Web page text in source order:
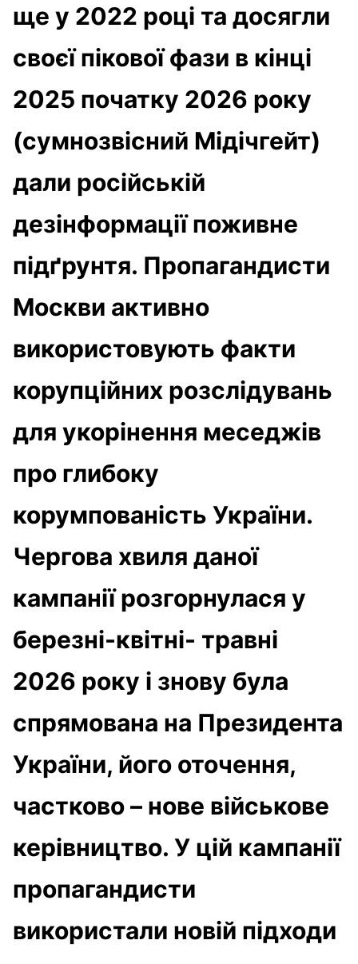
ще у 2022 році та досягли
своєї пікової фази в кінці
2025 початку 2026 року
(сумнозвісний Мідічгейт)
дали російській
дезінформації поживне
підґрунтя. Пропагандисти
Москви активно
використовують факти
корупційних розслідувань
для укорінення меседжів
про глибоку
корумпованість України.
Чергова хвиля даної
кампанії розгорнулася у
березні-квітні- травні
2026 року і знову була
спрямована на Президента
України, його оточення,
частково – нове військове
керівництво. У цій кампанії
пропагандисти
використали новій підходи